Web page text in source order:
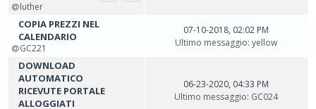
luther
COPIA PREZZI NEL
CALENDARIO
GC221
07-10-2018, 02:02 PM
Ultimo messaggio: yellow
DOWNLOAD
AUTOMATICO
RICEVUTE PORTALE
ALLOGGIATI
06-23-2020, 04:33 PM
Ultimo messaggio: GC024